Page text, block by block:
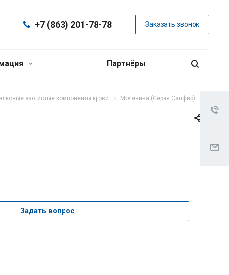
+7 (863) 201-78-78 Заказать звонок
Партнёры
азотистые компоненты крови Мочевина (Серия Сапфир)
Задать вопрос